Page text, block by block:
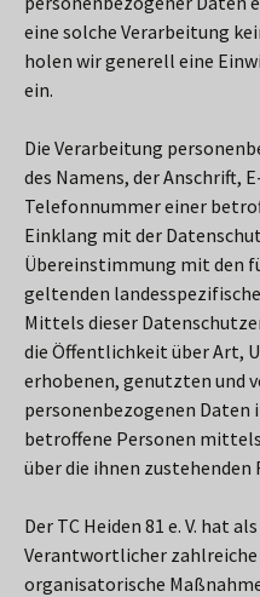
eine solche Verarbeitung
holen wir generell eine
ein.
Die Verarbeitung
des Namens, der Anschrift,
Telefonnummer einer
Einklang mit der
Übereinstimmung mit den
geltenden
Mittels dieser
die Öffentlichkeit über Art,
erhobenen, genutzten und
personenbezogenen Daten
betroffene Personen
über die ihnen
Der TC Heiden 81 e. V. hat
Verantwortlicher zahlreiche
organisatorische